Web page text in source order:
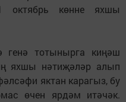
октябрь көнне яхшы
генә тотынырга киңәш
яхшы нәтиҗәләр алып
яктан карагыз, бу
өчен ярдәм итәчәк.